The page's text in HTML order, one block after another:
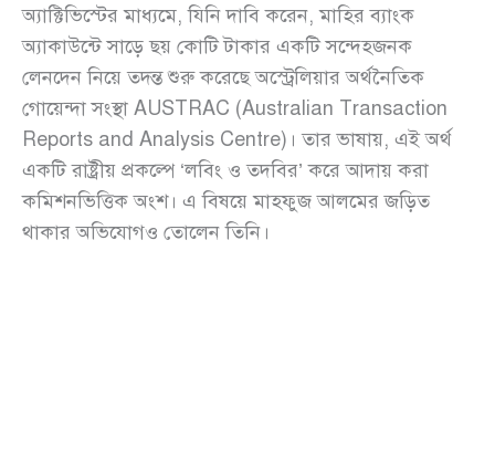
অ্যাক্টিভিস্টের মাধ্যমে, যিনি দাবি করেন, মাহির ব্যাংক
অ্যাকাউন্টে সাড়ে ছয় কোটি টাকার একটি সন্দেহজনক
লেনদেন নিয়ে তদন্ত শুরু করেছে অস্ট্রেলিয়ার অর্থনৈতিক
গোয়েন্দা সংস্থা AUSTRAC (Australian Transaction
Reports and Analysis Centre)। তার ভাষায়, এই অর্থ
একটি রাষ্ট্রীয় প্রকল্পে ‘লবিং ও তদবির’ করে আদায় করা
কমিশনভিত্তিক অংশ। এ বিষয়ে মাহফুজ আলমের জড়িত
থাকার অভিযোগও তোলেন তিনি।